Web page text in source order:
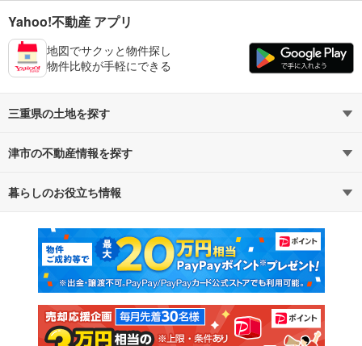
Yahoo!不動産 アプリ
地図でサクッと物件探し
物件比較が手軽にできる
三重県の土地を探す
路線・駅から探す
通勤・通学時間から探す
津市の不動産情報を探す
不動産・住宅
新築マンション 中古マンション
新築一戸建て 中古一戸建て
注文住宅 土地
暮らしのお役立ち情報
マンションカタログ 教えて！住まいの先生